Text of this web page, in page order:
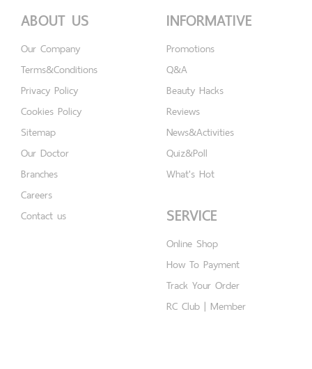
ABOUT US
Our Company
Terms&Conditions
Privacy Policy
Cookies Policy
Sitemap
Our Doctor
Branches
Careers
Contact us
INFORMATIVE
Promotions
Q&A
Beauty Hacks
Reviews
News&Activities
Quiz&Poll
What's Hot
SERVICE
Online Shop
How To Payment
Track Your Order
RC Club | Member